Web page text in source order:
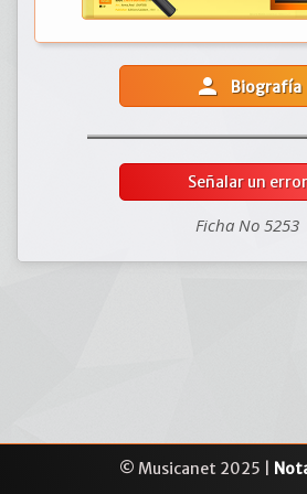
person Biografía
Señalar un error
Ficha No 5253
© Musicanet 2025 |